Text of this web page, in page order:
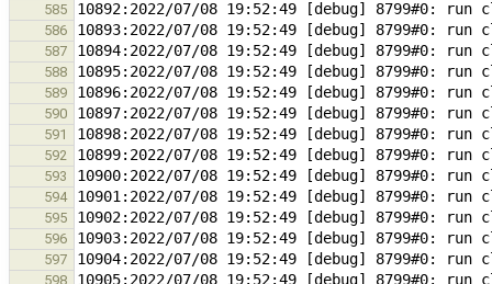
585
586
587
588
589
590
591
592
593
594
595
596
597
598